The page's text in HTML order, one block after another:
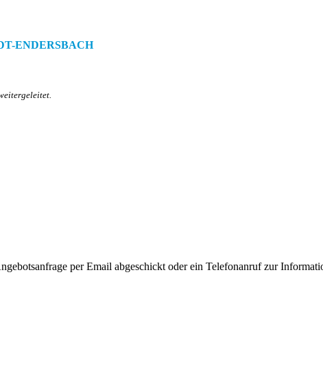
ENDERSBACH
per Email abgeschickt oder ein Telefonanruf zur